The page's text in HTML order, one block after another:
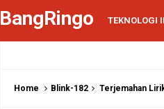
BangRingo TEKNOLOGI
Home Blink-182 Terjemahan